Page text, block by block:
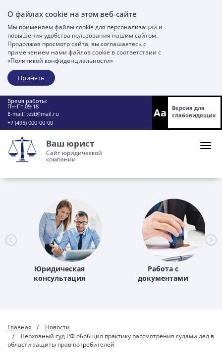
О файлах cookie на этом веб-сайте
Мы применяем файлы cookie для персонализации и
повышения удобства пользования нашим сайтом.
Продолжая просмотр сайта, вы соглашаетесь с
применением нами файлов cookie в соответствии с
«Политикой конфиденциальности»
Принять
Время работы:
Пн-Пт 09-18
E-mail: test@mail.ru
+7 (495) 000-00-00
Aa
Версия для
слабовидящих
Ваш юрист
Сайт юридической
компании
Юридическая
консультация
Работа с
документами
Главная
Новости
Верховный суд РФ обобщил практику рассмотрения судами дел в
области защиты прав потребителей